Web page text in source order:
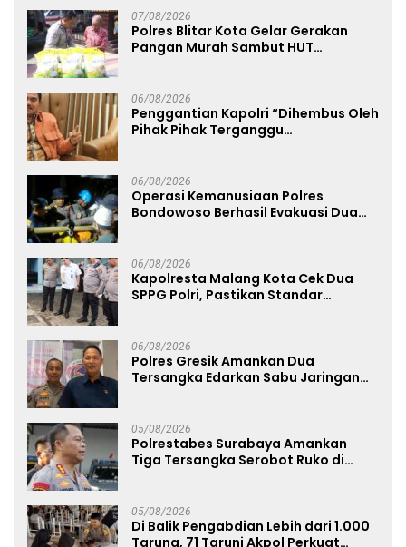
07/08/2026
Polres Blitar Kota Gelar Gerakan
Pangan Murah Sambut HUT
06/08/2026
Penggantian Kapolri “Dihembus Oleh
Pihak Pihak Terganggu
06/08/2026
Operasi Kemanusiaan Polres
Bondowoso Berhasil Evakuasi Dua
06/08/2026
Kapolresta Malang Kota Cek Dua
SPPG Polri, Pastikan Standar
06/08/2026
Polres Gresik Amankan Dua
Tersangka Edarkan Sabu Jaringan
05/08/2026
Polrestabes Surabaya Amankan
Tiga Tersangka Serobot Ruko di
05/08/2026
Di Balik Pengabdian Lebih dari 1.000
Taruna, 71 Taruni Akpol Perkuat